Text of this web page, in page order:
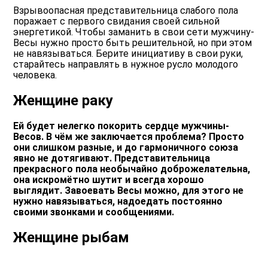
Взрывоопасная представительница слабого пола
поражает с первого свидания своей сильной
энергетикой. Чтобы заманить в свои сети мужчину-
Весы нужно просто быть решительной, но при этом
не навязываться. Берите инициативу в свои руки,
старайтесь направлять в нужное русло молодого
человека.
Женщине раку
Ей будет нелегко покорить сердце мужчины-
Весов. В чём же заключается проблема? Просто
они слишком разные, и до гармоничного союза
явно не дотягивают. Представительница
прекрасного пола необычайно доброжелательна,
она искромётно шутит и всегда хорошо
выглядит. Завоевать Весы можно, для этого не
нужно навязываться, надоедать постоянно
своими звонками и сообщениями.
Женщине рыбам